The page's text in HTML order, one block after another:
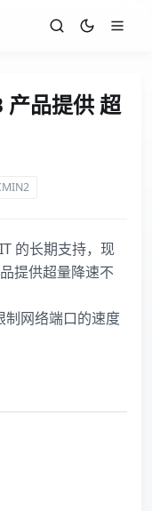
品提供 超
的长期支持，现
提供超量降速不
制网络端口的速度